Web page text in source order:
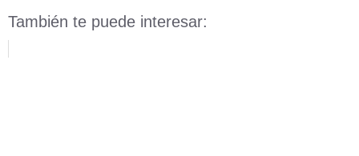
También te puede interesar: